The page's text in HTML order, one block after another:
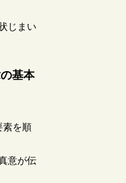
じまい
基本
素を順
意が伝